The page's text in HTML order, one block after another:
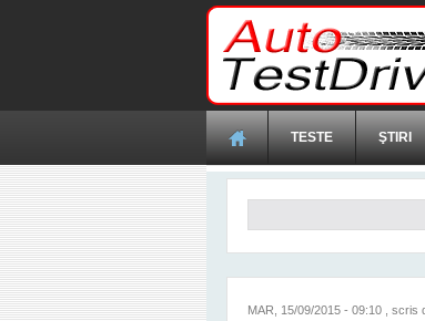
TESTE ŞTIRI
MAR, 15/09/2015 - 09:10 , scris